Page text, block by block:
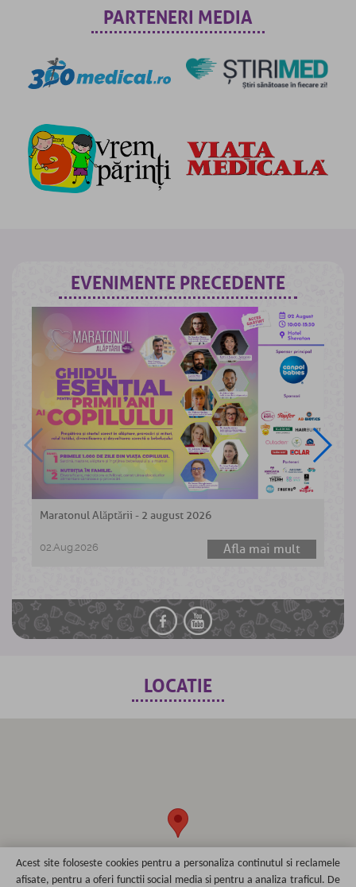
PARTENERI MEDIA
EVENIMENTE PRECEDENTE
Maratonul Alăptării - 2 august 2026
02.Aug.2026 Afla mai mult
LOCATIE
Acest site foloseste cookies pentru a personaliza continutul si reclamele
afisate, pentru a oferi functii social media si pentru a analiza traficul. De